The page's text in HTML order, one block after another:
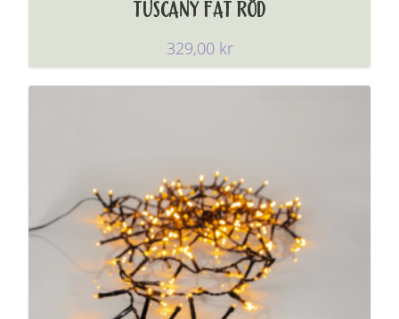
TUSCANY FAT RÖD
329,00 kr